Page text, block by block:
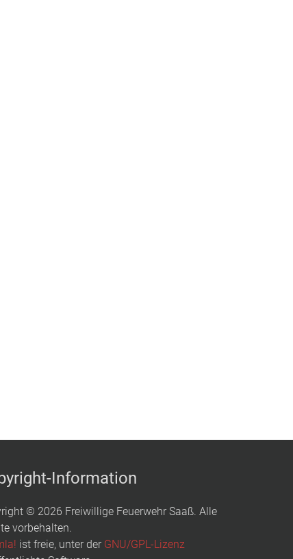
Information
© 2026 Freiwillige Feuerwehr Saaß. Alle
vorbehalten.
ist freie, unter der GNU/GPL-Lizenz